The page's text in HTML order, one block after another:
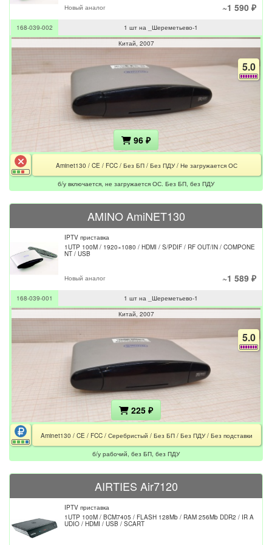
Новый аналог ~1 590 ₽
168-039-002
1 шт на _Шереметьево-1
Китай 2007
5.0
96 ₽
Aminet130 / CE / FCC / Без БП / Без ПДУ / Не загружается ОС
б/у включается, не загружается ОС. Без БП, без ПДУ
AMINO AmiNET130
IPTV приставка
1UTP 100M / 1920×1080 / HDMI / S/PDIF / RF OUT/IN / COMPONE
NT / USB
Новый аналог ~1 589 ₽
168-039-001
1 шт на _Шереметьево-1
Китай 2007
5.0
225 ₽
Aminet130 / CE / FCC / Серебристый / Без БП / Без ПДУ / Без подставки
б/у рабочий, без БП, без ПДУ
AIRTIES Air7120
IPTV приставка
1UTP 100M / BCM7405 / FLASH 128Mb / RAM 256Mb DDR2 / IR A
UDIO / HDMI / USB / SCART